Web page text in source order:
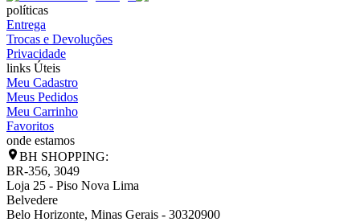
políticas
Entrega
Trocas e Devoluções
Privacidade
links Úteis
Meu Cadastro
Meus Pedidos
Meu Carrinho
Favoritos
onde estamos
BH SHOPPING:
BR-356, 3049
Loja 25 - Piso Nova Lima
Belvedere
Belo Horizonte, Minas Gerais - 30320900